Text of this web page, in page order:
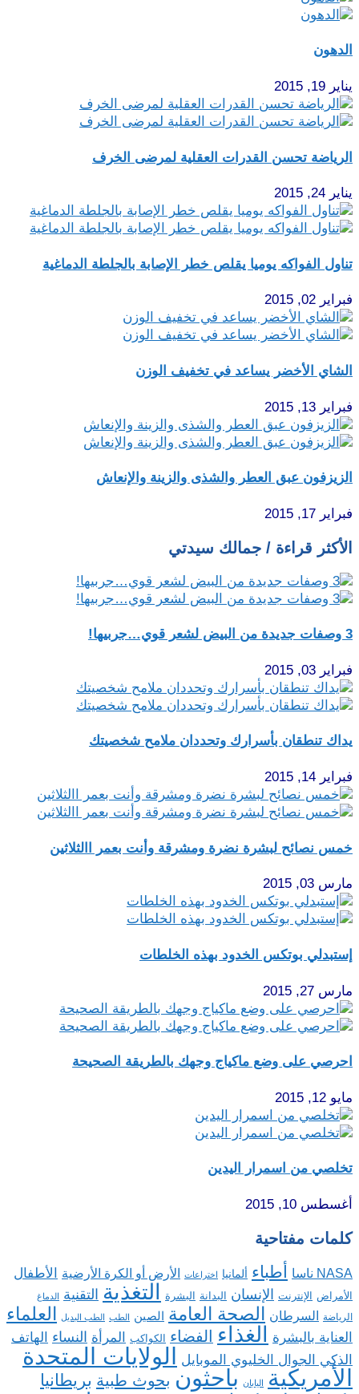
الدهون
يناير 19, 2015
الرياضة تحسن القدرات العقلية لمرضى الخرف
يناير 24, 2015
تناول الفواكه يوميا يقلص خطر الإصابة بالجلطة الدماغية
فبراير 02, 2015
الشاي الأخضر يساعد في تخفيف الوزن
فبراير 13, 2015
الزيزفون عبق العطر والشذى والزينة والإنعاش
فبراير 17, 2015
الأكثر قراءة / جمالك سيدتي
3 وصفات جديدة من البيض لشعر قوي…جربيها!
فبراير 03, 2015
يداك تنطقان بأسرارك وتحددان ملامح شخصيتك
فبراير 14, 2015
خمس نصائح لبشرة نضرة ومشرقة وأنت بعمر االثلاثين
مارس 03, 2015
إستبدلي بوتكس الخدود بهذه الخلطات
مارس 27, 2015
احرصي على وضع ماكياج وجهك بالطريقة الصحيحة
مايو 12, 2015
تخلصي من اسمرار اليدين
أغسطس 10, 2015
كلمات مفتاحية
NASA ناسا أطباء ألمانيا اختراعات الأرض أو الكرة الأرضية الأطفال
الأمراض الإنترنت الإنسان البدانة البشرة التغذية التقنية الدماغ
الرياضة السرطان الصحة العامة الصين الطب الطب البديل العلماء
العناية بالبشرة الغذاء الفضاء الكواكب المرأة النساء
الهاتف
الذكي الجوال الخليوي الموبايل
الولايات المتحدة
الأمريكية
اليابان باحثون بحوث طبية بريطانيا